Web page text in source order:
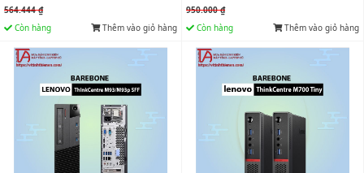
564.444 ₫
Còn hàng
Thêm vào giỏ hàng
950.000 ₫
Còn hàng
Thêm vào giỏ hàng